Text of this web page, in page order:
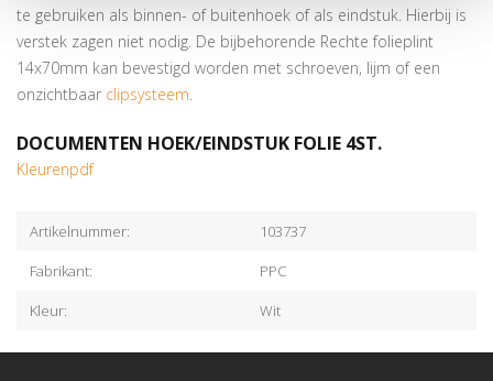
te gebruiken als binnen- of buitenhoek of als eindstuk. Hierbij is
verstek zagen niet nodig. De bijbehorende Rechte folieplint
14x70mm kan bevestigd worden met schroeven, lijm of een
onzichtbaar clipsysteem.
DOCUMENTEN HOEK/EINDSTUK FOLIE 4ST.
Kleurenpdf
Artikelnummer:
103737
Fabrikant:
PPC
Kleur:
Wit